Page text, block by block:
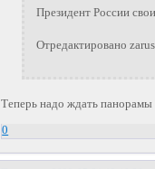
Президент России
Отредактировано
Теперь надо ждать панорамы
0